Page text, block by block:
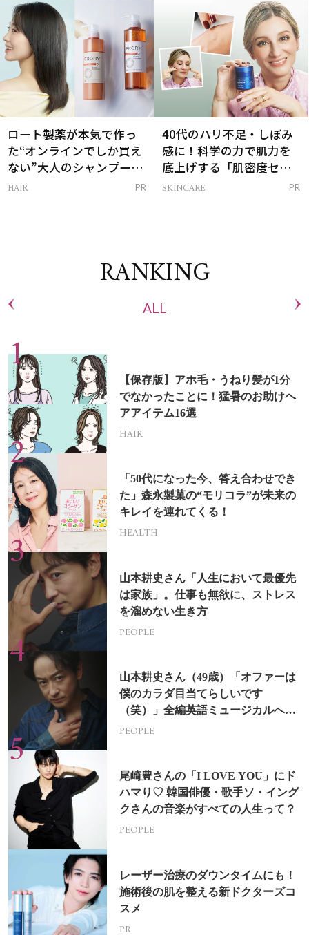
ロート製薬が本気で作っ
た“オンラインでしか買え
ない”大人のシャンプー＆
トリートメントって？
HAIR PR
40代のハリ不足・しぼみ
感に！科学の力で肌力を
底上げする「肌密度セラ
ム」
SKINCARE PR
RANKING
ALL
【保存版】アホ毛・うねり髪が1分
でなかったことに！猛暑のお助けヘ
アアイテム16選
HAIR
「50代になった今、答え合わせでき
た」森永製菓の“モリコラ”が未来の
キレイを連れてくる！
HEALTH
山本耕史さん「人生において最優先
は家族」。仕事も無欲に、ストレス
を溜めない生き方
PEOPLE
山本耕史さん（49歳）「オファーは
僕のカラダ目当てらしいです
（笑）」全編英語ミュージカルへの
挑戦
PEOPLE
尾崎豊さんの「I LOVE YOU」にド
ハマり♡ 韓国俳優・歌手ソ・イング
クさんの音楽がすべての人生って？
PEOPLE
レーザー治療のダウンタイムにも！
施術後の肌を整える新ドクターズコ
スメ
PR